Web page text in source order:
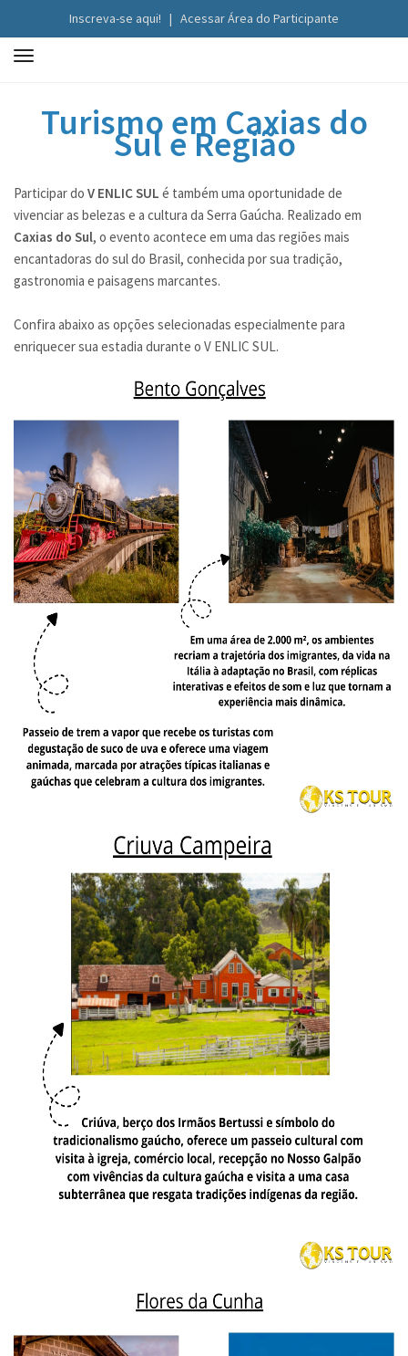
Inscreva-se aqui! | Acessar Área do Participante
T
n
a
v
i
g
t
i
Turismo em Caxias do
Sul e Região
Participar do V ENLIC SUL é também uma oportunidade de
vivenciar as belezas e a cultura da Serra Gaúcha. Realizado em
Caxias do Sul, o evento acontece em uma das regiões mais
encantadoras do sul do Brasil, conhecida por sua tradição,
gastronomia e paisagens marcantes.
Confira abaixo as opções selecionadas especialmente para
enriquecer sua estadia durante o V ENLIC SUL.